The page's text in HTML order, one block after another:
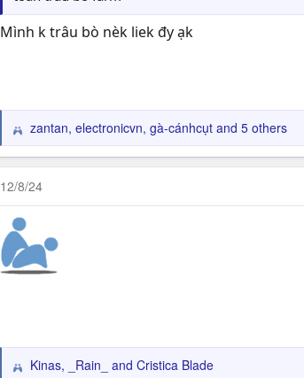
Mình k trâu bò nèk liek đy ạk
R
e
a
c
t
i
o
n
s
zantan, electronicvn, gà-cánhcụt and 5 others
12/8/24
R Kinas, _Rain_ and Cristica Blade